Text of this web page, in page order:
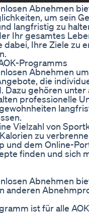
Abnehmen
um sein
langfristig zu
Ihr gesamtes
dabei, Ihre Ziele zu
Programms
Abnehmen
die
Dazu gehören unter
professionelle
Vielzahl von
zu
und dem Online-
finden und sich
Abnehmen
anderen
ist für alle